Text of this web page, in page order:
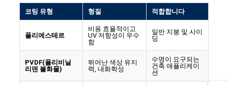
코팅 유형 형질 적합합니다
폴리에스테르
비용 효율적이고
UV 저항성이 우수
함
일반 지붕 및 사이
딩
PVDF(폴리비닐
리덴 불화물)
뛰어난 색상 유지
력, 내화학성
수명이 요구되는
건축 애플리케이
션